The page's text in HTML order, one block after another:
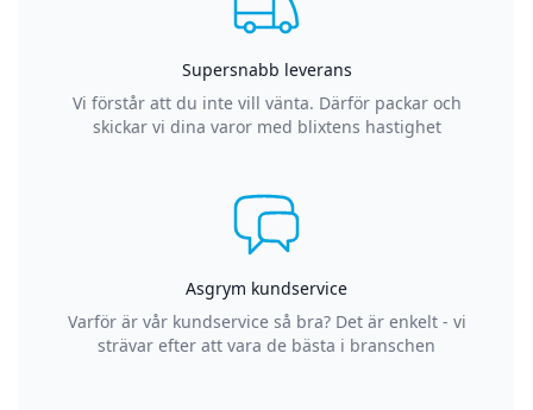
Supersnabb leverans
Vi förstår att du inte vill vänta. Därför packar och
skickar vi dina varor med blixtens hastighet
Asgrym kundservice
Varför är vår kundservice så bra? Det är enkelt - vi
strävar efter att vara de bästa i branschen